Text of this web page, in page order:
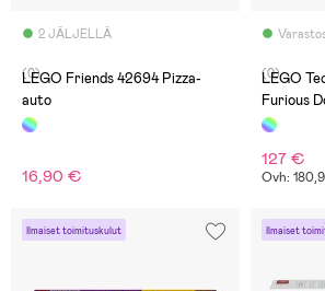
2 JÄLJELLÄ
(0)
LEGO Friends 42694 Pizza-
auto
16,90 €
(0)
LEGO
Furious
‑auto
127 €
Ovh:
Ilmaiset toimituskulut Ilmaiset